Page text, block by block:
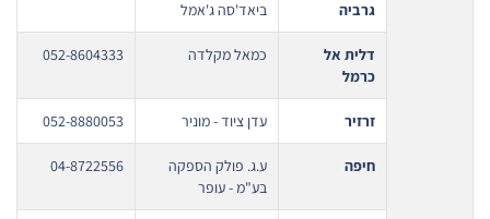
גרביה
ביאד'סה ג'אמל
דלית אל
כרמל
כמאל מקלדה 052-8604333
זרזיר עדן ציוד - מוניר 052-8880053
חיפה
ע.ג. פולק הספקה
בע"מ - עופר
04-8722556